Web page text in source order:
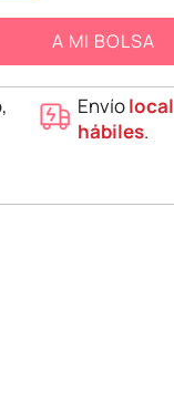
A MI BOLSA
Envíolocal
hábiles.